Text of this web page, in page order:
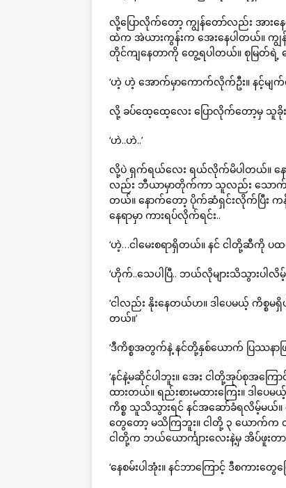
လို့ပြောလိုက်တော့ ကျွန်တော်လည်း အားန
ထဲက အဲယားကွန်းက အေးနေပါတယ်။ က
တိုင်ကျနေတာကို တွေ့ရပါတယ်။ စုမြတ်ရဲ့ ပ
‘ဟဲ့ ဟဲ့ အောက်မှာကောက်လိုက်ဦး။ နင့်မျက်
လို့ ခပ်ထေ့ထေ့လေး ပြောလိုက်တော့မှ သူခို
‘ဟဲ..ဟဲ..’
လို့ပဲ ရှက်ရယ်လေး ရယ်လိုက်မိပါတယ်။ နေ
လည်း ဘီယာမှာတိုက်ကာ သူလည်း သောက်ပ
တယ်။ နောက်တော့ ပိုက်ဆံရှင်းလိုက်ပြီး က
နေရာမှာ ကားရပ်လိုက်ရင်း..
‘ဟဲ့…ငါမေးစရာရှိတယ်။ နင် ငါတို့ဆီကို
‘ဟိုက်..သေပါပြီ.. ဘယ်လိုများသိသွားပါလိမ့်
‘ငါလည်း နိုးနေတယ်ဟ။ ဒါပေမယ့် ကိစ္
တယ်။’
‘ဒီကိစ္စအတွက်နဲ့ နင်တို့နှစ်ယောက် ပြဿနာ
‘နင်နဲ့မဆိုင်ပါဘူး။ အေး ငါတို့အုပ်စုအကြ
ထားတယ်။ ရည်းစားမထားကြေး။ ဒါ
ကိစ္စ သူသိသွားရင် နင်အဆော်ခံရလိမ့်မယ်
တွေတော့ မသိကြဘူး။ ငါတို့ ၃ ယောက်
ငါတို့က ဘယ်ယောင်္ကျားလေးနဲ့မှ အိပ်ဖူး
‘နေစမ်းပါအုံး။ နင်ဘာကြောင့် ဒီစကားတွေပ